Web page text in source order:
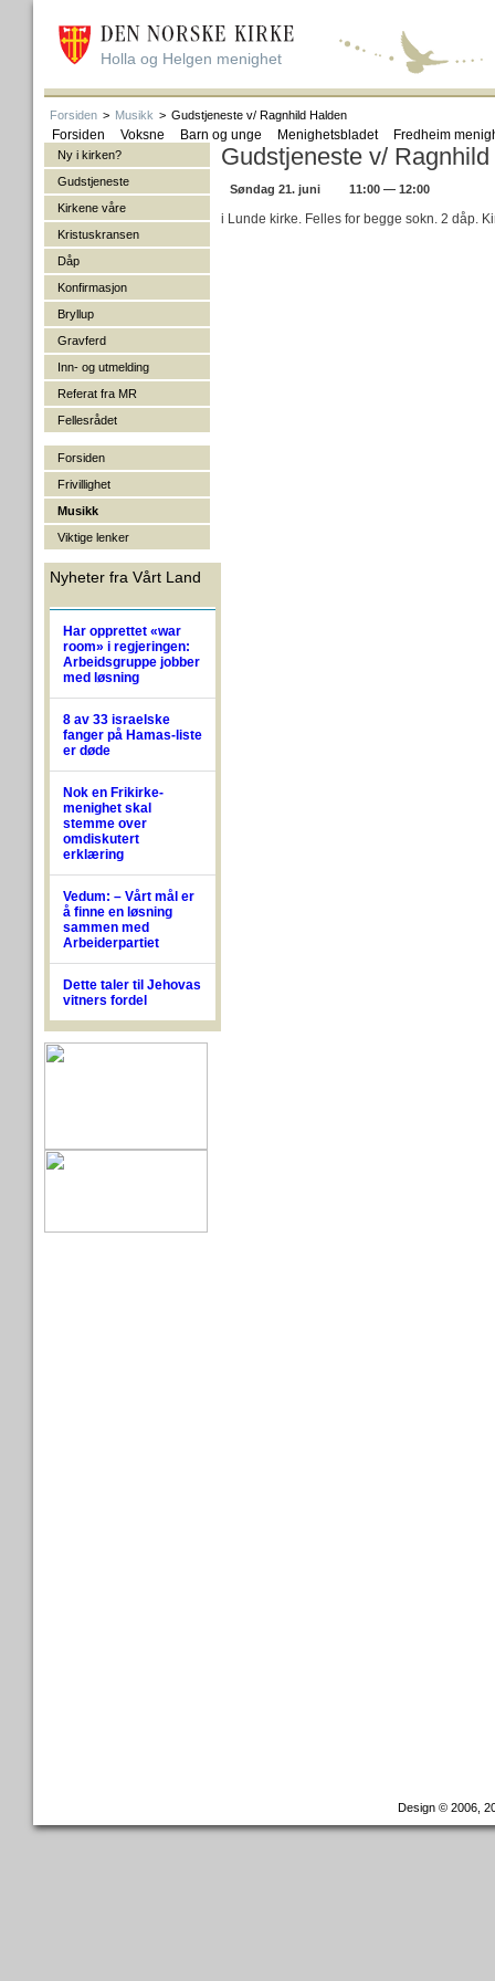
Holla og Helgen menighet
Forsiden > Musikk > Gudstjeneste v/ Ragnhild Halden
Forsiden Voksne Barn og unge Menighetsbladet Fredheim
Ny i kirken?
Gudstjeneste
Kirkene våre
Kristuskransen
Dåp
Konfirmasjon
Bryllup
Gravferd
Inn- og utmelding
Referat fra MR
Fellesrådet
Forsiden
Frivillighet
Musikk
Viktige lenker
Nyheter fra Vårt Land
Har opprettet «war
room» i regjeringen:
Arbeidsgruppe jobber
med løsning
8 av 33 israelske
fanger på Hamas-liste
er døde
Nok en Frikirke-
menighet skal
stemme over
omdiskutert
erklæring
Vedum: – Vårt mål er
å finne en løsning
sammen med
Arbeiderpartiet
Dette taler til Jehovas
vitners fordel
Gudstjeneste v/
Søndag 21. juni 11:00 — 12:00
i Lunde kirke. Felles for begge sokn. 2 dåp.
Design © 2006,